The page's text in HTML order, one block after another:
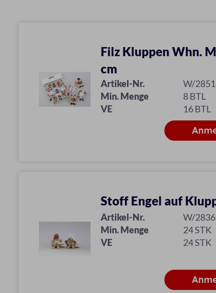
Filz Kluppen Whn.
cm
Artikel-Nr.
W/
Min. Menge
8 BTL
VE
16 BTL
Stoff Engel auf
Artikel-Nr.
W/
Min. Menge
24 STK
VE
24 STK